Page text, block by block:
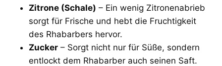
Zitrone (Schale) – Ein wenig Zitronenabrieb
sorgt für Frische und hebt die Fruchtigkeit
des Rhabarbers hervor.
Zucker – Sorgt nicht nur für Süße, sondern
entlockt dem Rhabarber auch seinen Saft.